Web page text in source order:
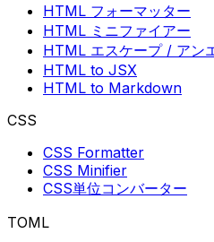
HTML フォーマッター
HTML ミニファイアー
HTML エスケープ / アン
HTML to JSX
HTML to Markdown
CSS
CSS Formatter
CSS Minifier
CSS単位コンバーター
TOML